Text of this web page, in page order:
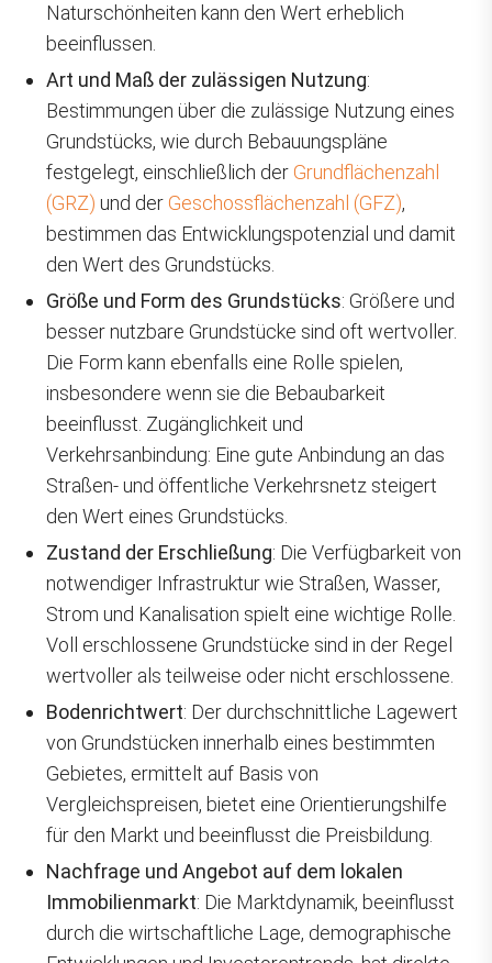
Naturschönheiten kann den Wert erheblich
beeinflussen.
Art und Maß der zulässigen Nutzung:
Bestimmungen über die zulässige Nutzung eines
Grundstücks, wie durch Bebauungspläne
festgelegt, einschließlich der Grundflächenzahl
(GRZ) und der Geschossflächenzahl (GFZ),
bestimmen das Entwicklungspotenzial und damit
den Wert des Grundstücks.
Größe und Form des Grundstücks: Größere und
besser nutzbare Grundstücke sind oft wertvoller.
Die Form kann ebenfalls eine Rolle spielen,
insbesondere wenn sie die Bebaubarkeit
beeinflusst. Zugänglichkeit und
Verkehrsanbindung: Eine gute Anbindung an das
Straßen- und öffentliche Verkehrsnetz steigert
den Wert eines Grundstücks.
Zustand der Erschließung: Die Verfügbarkeit von
notwendiger Infrastruktur wie Straßen, Wasser,
Strom und Kanalisation spielt eine wichtige Rolle.
Voll erschlossene Grundstücke sind in der Regel
wertvoller als teilweise oder nicht erschlossene.
Bodenrichtwert: Der durchschnittliche Lagewert
von Grundstücken innerhalb eines bestimmten
Gebietes, ermittelt auf Basis von
Vergleichspreisen, bietet eine Orientierungshilfe
für den Markt und beeinflusst die Preisbildung.
Nachfrage und Angebot auf dem lokalen
Immobilienmarkt: Die Marktdynamik, beeinflusst
durch die wirtschaftliche Lage, demographische